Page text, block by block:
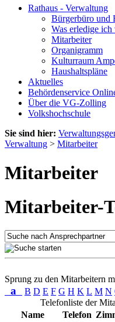
Rathaus - Verwaltung
Bürgerbüro und
Was erledige ich
Mitarbeiter
Organigramm
Kulturraum
Haushaltspläne
Aktuelles
Behördenservice
Über die VG-Zolling
Volkshochschule
Sie sind hier:
Verwaltung > Mitarbeiter
Mitarbeiter
Mitarbeiter-
Sprung zu den Mitarbeitern
a B D E F G H K L M N
Telefonliste der
Name
Telefon